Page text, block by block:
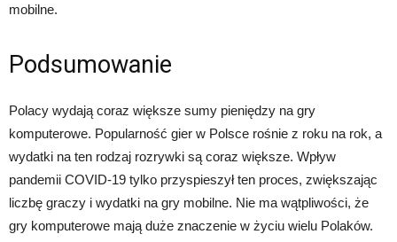
mobilne.
Podsumowanie
Polacy wydają coraz większe sumy pieniędzy na gry
komputerowe. Popularność gier w Polsce rośnie z roku na rok, a
wydatki na ten rodzaj rozrywki są coraz większe. Wpływ
pandemii COVID-19 tylko przyspieszył ten proces, zwiększając
liczbę graczy i wydatki na gry mobilne. Nie ma wątpliwości, że
gry komputerowe mają duże znaczenie w życiu wielu Polaków.